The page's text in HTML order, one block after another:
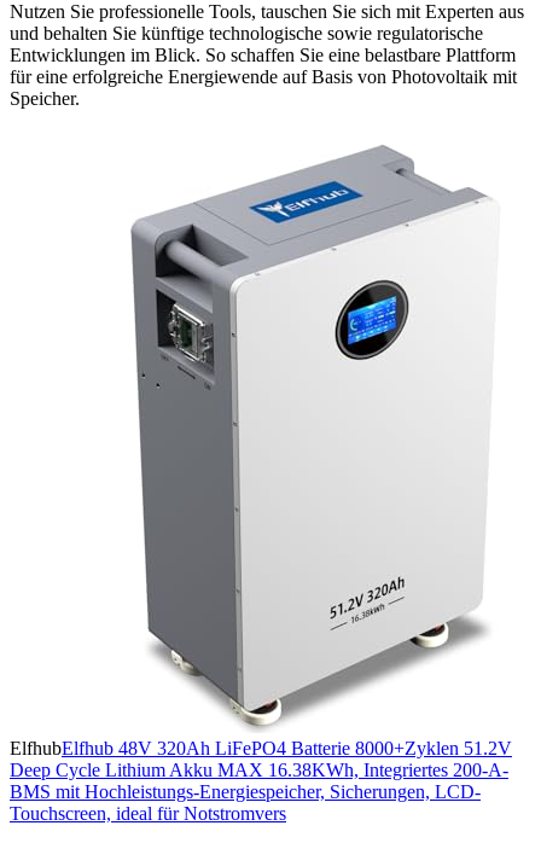
Nutzen Sie professionelle Tools, tauschen Sie sich mit Experten aus
und behalten Sie künftige technologische sowie regulatorische
Entwicklungen im Blick. So schaffen Sie eine belastbare Plattform
für eine erfolgreiche Energiewende auf Basis von Photovoltaik mit
Speicher.
ElfhubElfhub 48V 320Ah LiFePO4 Batterie 8000+Zyklen 51.2V
Deep Cycle Lithium Akku MAX 16.38KWh, Integriertes 200-A-
BMS mit Hochleistungs-Energiespeicher, Sicherungen, LCD-
Touchscreen, ideal für Notstromvers